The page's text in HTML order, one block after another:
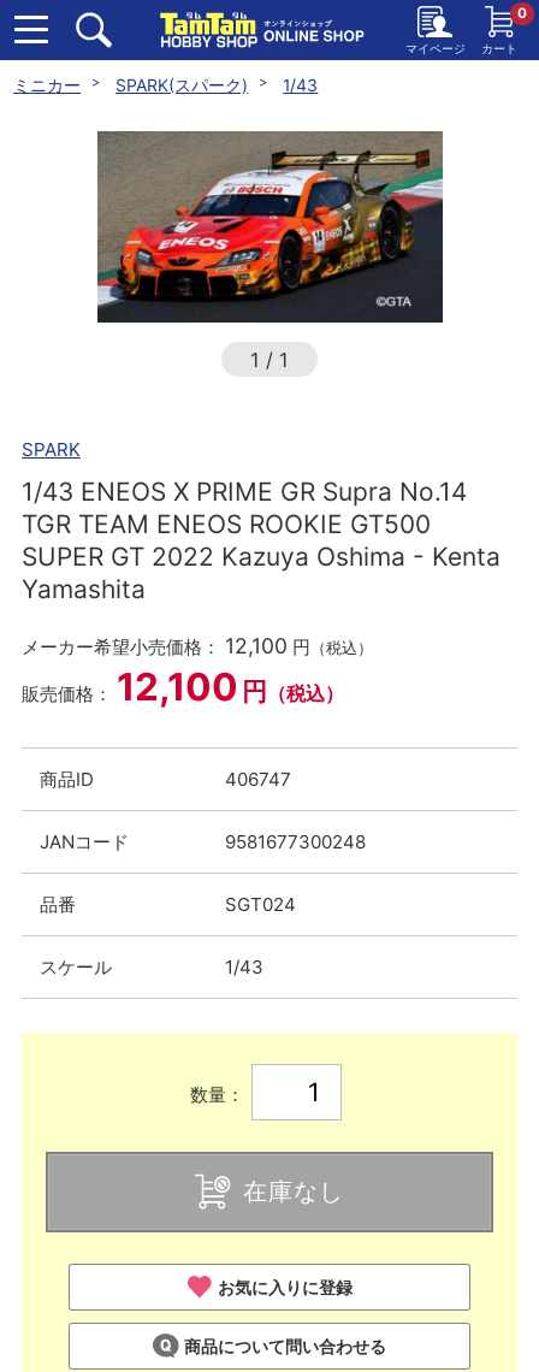
マイページ カート
0
ミニカー SPARK(スパーク) 1/43
1 / 1
SPARK
1/43 ENEOS X PRIME GR Supra No.14
TGR TEAM ENEOS ROOKIE GT500
SUPER GT 2022 Kazuya Oshima - Kenta
Yamashita
メーカー希望小売価格： 12,100 円 （税込）
販売価格： 12,100 円 （税込）
商品ID 406747
JANコード 9581677300248
品番 SGT024
スケール 1/43
数量：
在庫なし
お気に入りに登録
商品について問い合わせる